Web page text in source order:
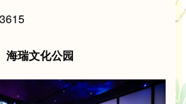
海瑞文化公园